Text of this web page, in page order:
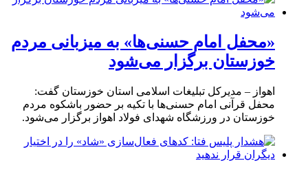
«محفل امام حسنی‌ها» به میزبانی مردم
خوزستان برگزار می‌شود
اهواز – مدیرکل تبلیغات اسلامی استان خوزستان گفت:
محفل قرآنی امام حسنی‌ها با تکیه بر حضور باشکوه مردم
خوزستان در ورزشگاه شهدای فولاد اهواز برگزار می‌شود.